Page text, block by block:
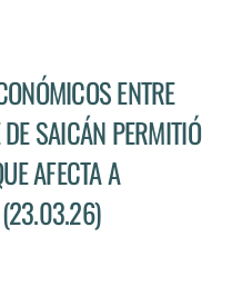
ENTRE
SAICÁN PERMITIÓ
AFECTA A
(23.03.26)